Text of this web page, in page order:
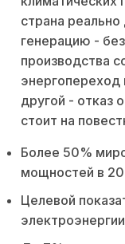
страна
генерацию -
производства
другой - отказ
стоит на
Более 50%
мощностей в
Целевой